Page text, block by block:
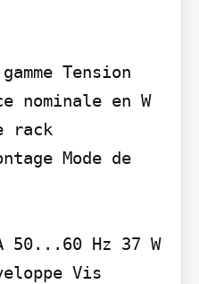
Tension
nominale en W
rack
Mode de
50...60 Hz 37 W
Vis